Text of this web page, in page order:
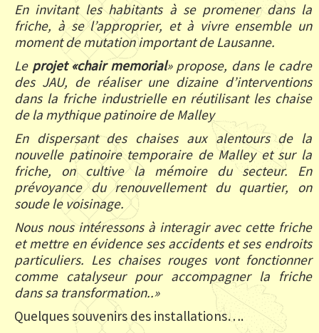
En invitant les habitants à se promener dans la
friche, à se l’approprier, et à vivre ensemble un
moment de mutation important de Lausanne.
Le projet «chair memorial» propose, dans le cadre
des JAU, de réaliser une dizaine d’interventions
dans la friche industrielle en réutilisant les chaise
de la mythique patinoire de Malley
En dispersant des chaises aux alentours de la
nouvelle patinoire temporaire de Malley et sur la
friche, on cultive la mémoire du secteur. En
prévoyance du renouvellement du quartier, on
soude le voisinage.
Nous nous intéressons à interagir avec cette friche
et mettre en évidence ses accidents et ses endroits
particuliers. Les chaises rouges vont fonctionner
comme catalyseur pour accompagner la friche
dans sa transformation..»
Quelques souvenirs des installations….